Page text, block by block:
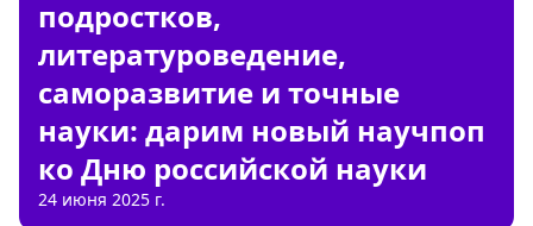
подростков,
литературоведение,
саморазвитие и точные
науки: дарим новый научпоп
ко Дню российской науки
24 июня 2025 г.